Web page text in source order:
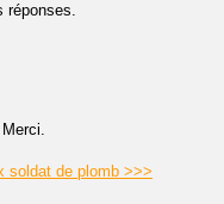
réponses.
soldat de plomb >>>